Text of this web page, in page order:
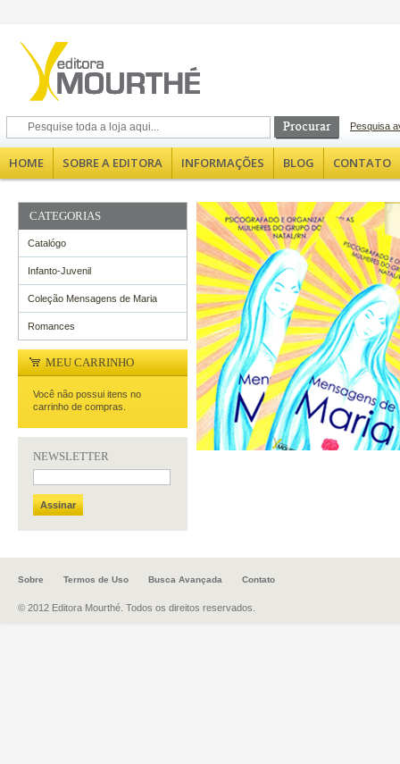
Pesquisa
HOME SOBRE A EDITORA INFORMAÇÕES BLOG CONTATO
CATEGORIAS
Catalógo
Infanto-Juvenil
Coleção Mensagens de Maria
Romances
MEU CARRINHO
Você não possui itens no
carrinho de compras.
NEWSLETTER
Assinar
Sobre Termos de Uso Busca Avançada Contato
© 2012 Editora Mourthé. Todos os direitos reservados.